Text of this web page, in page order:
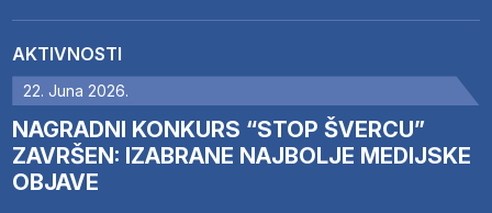
AKTIVNOSTI
22. Juna 2026.
NAGRADNI KONKURS “STOP ŠVERCU”
ZAVRŠEN: IZABRANE NAJBOLJE MEDIJSKE
OBJAVE